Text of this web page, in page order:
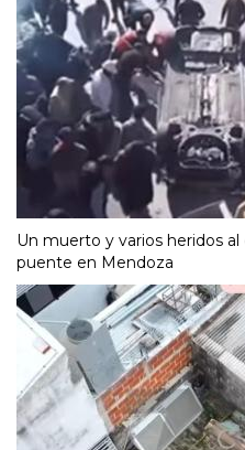
Un muerto y varios heridos
puente en Mendoza